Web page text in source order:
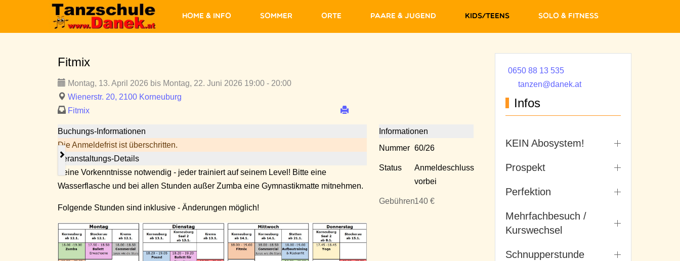
Home & Info Sommer Orte Paare & Jugend Kids/Teens Solo & Fitness
Fitmix
Montag, 13. April 2026 bis Montag, 22. Juni 2026 19:00 - 20:00
Wienerstr. 20, 2100 Korneuburg
Fitmix
Buchungs-Informationen
Die Anmeldefrist ist überschritten.
Veranstaltungs-Details
Keine Vorkenntnisse notwendig - jeder trainiert auf seinem Level! Bitte eine
Wasserflasche und bei allen Stunden außer Zumba eine Gymnastikmatte mitnehmen.
Folgende Stunden sind inklusive - Änderungen möglich!
Informationen
Nummer 60/26
Status
Anmeldeschluss
vorbei
Gebühren140 €
0650 88 13 535
tanzen@danek.at
Infos
KEIN Abosystem!
Prospekt
Perfektion
Mehrfachbesuch /
Kurswechsel
Schnupperstunde